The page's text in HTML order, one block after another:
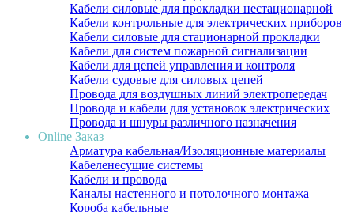
Кабели силовые для прокладки нестационарной
Кабели контрольные для электрических приборов
Кабели силовые для стационарной прокладки
Кабели для систем пожарной сигнализации
Кабели для цепей управления и контроля
Кабели судовые для силовых цепей
Провода для воздушных линий электропередач
Провода и кабели для установок электрических
Провода и шнуры различного назначения
Online Заказ
Арматура кабельная/Изоляционные материалы
Кабеленесущие системы
Кабели и провода
Каналы настенного и потолочного монтажа
Короба кабельные